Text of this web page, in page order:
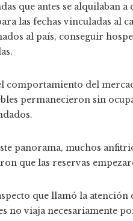
que antes se alquilaban
las fechas vinculadas al
al país, conseguir
comportamiento del
permanecieron sin
panorama, muchos
que las reservas
que llamó la atención
no viaja necesariamente